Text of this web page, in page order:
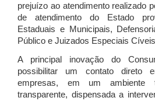
prejuízo ao atendimento realizado
de atendimento do Estado
Estaduais e Municipais,
Público e Juizados Especiais
A principal inovação do
possibilitar um contato direto
empresas, em um ambiente
transparente, dispensada a